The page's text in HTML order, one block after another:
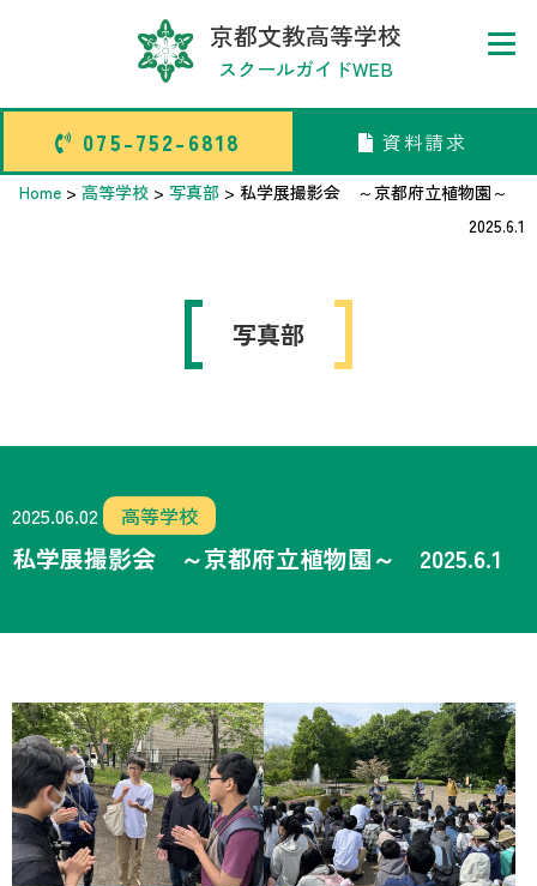
075-752-6818 資料請求
京都文教高等学校
スクールガイドWEB
075-752-6818 資料請求
Home > 高等学校 > 写真部 > 私学展撮影会 ～京都府立植物園～
2025.6.1
写真部
2025.06.02 高等学校
私学展撮影会 ～京都府立植物園～ 2025.6.1